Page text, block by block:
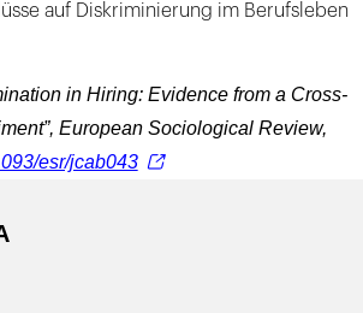
auf Diskriminierung im Berufsleben
in Hiring: Evidence from a Cross-
European Sociological Review,
esr/jcab043